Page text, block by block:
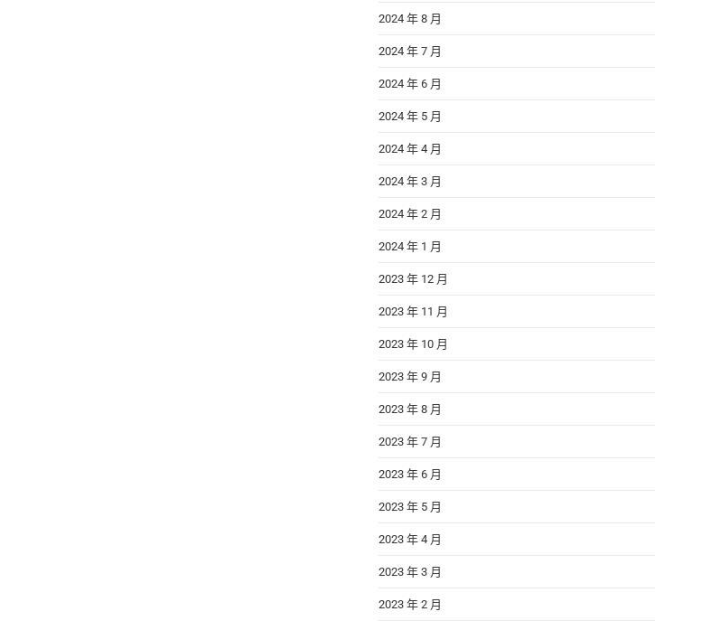
2024 年 8 月
2024 年 7 月
2024 年 6 月
2024 年 5 月
2024 年 4 月
2024 年 3 月
2024 年 2 月
2024 年 1 月
2023 年 12 月
2023 年 11 月
2023 年 10 月
2023 年 9 月
2023 年 8 月
2023 年 7 月
2023 年 6 月
2023 年 5 月
2023 年 4 月
2023 年 3 月
2023 年 2 月